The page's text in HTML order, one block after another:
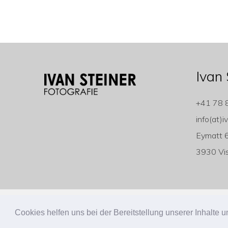
Cookies helfen uns bei der Bereitstellung unserer Inhalte
Ivan
+41 78
Eymatt
3930
Copyright ivan-steiner.ch